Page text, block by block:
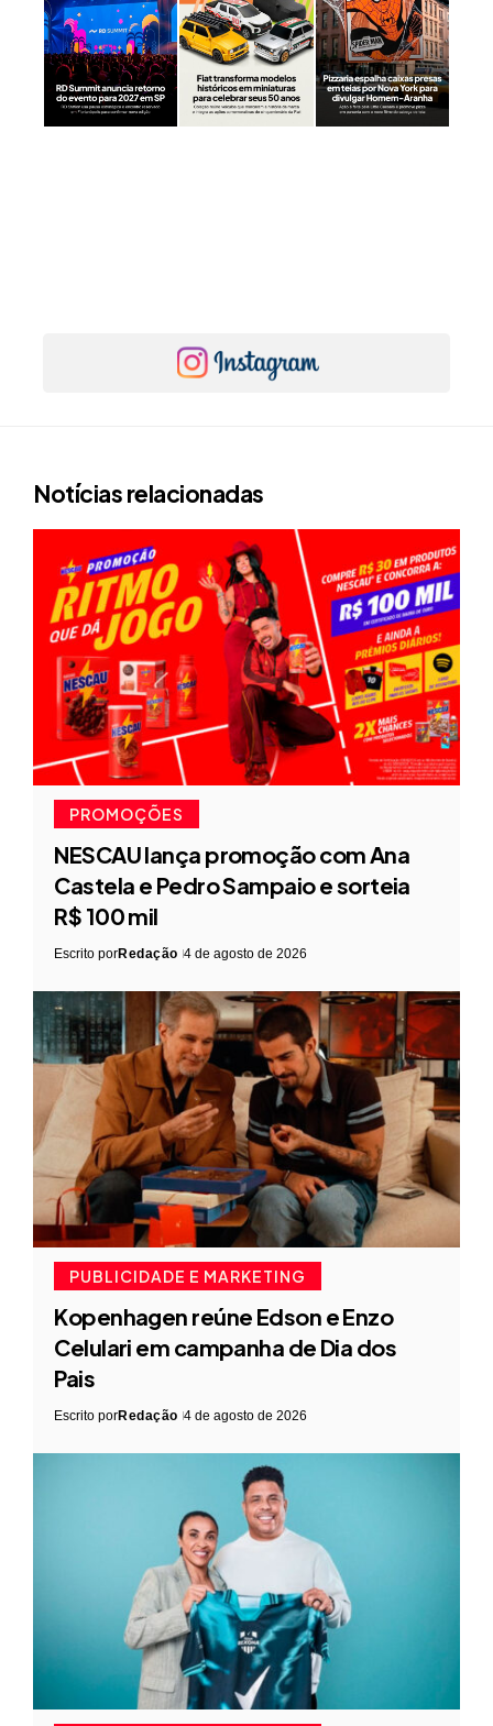
Notícias relacionadas
PROMOÇÕES
NESCAU lança promoção com Ana
Castela e Pedro Sampaio e sorteia
R$ 100 mil
Escrito porRedação 4 de agosto de 2026
PUBLICIDADE E MARKETING
Kopenhagen reúne Edson e Enzo
Celulari em campanha de Dia dos
Pais
Escrito porRedação 4 de agosto de 2026